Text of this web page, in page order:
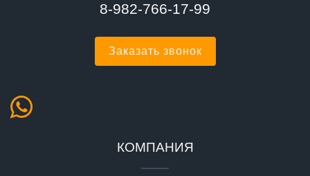
8-982-766-17-99
Заказать звонок
КОМПАНИЯ